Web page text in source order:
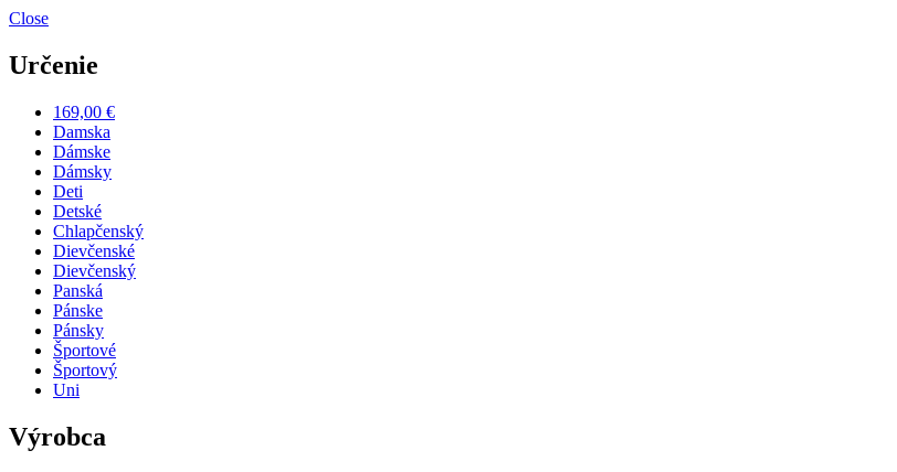
Close
Určenie
169,00 €
Damska
Dámske
Dámsky
Deti
Detské
Chlapčenský
Dievčenské
Dievčenský
Panská
Pánske
Pánsky
Športové
Športový
Uni
Výrobca